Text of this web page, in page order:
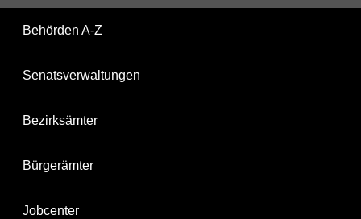
Behörden A-Z
Senatsverwaltungen
Bezirksämter
Bürgerämter
Jobcenter